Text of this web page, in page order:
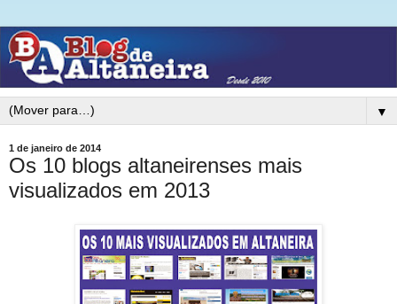
▼
1 de janeiro de 2014
Os 10 blogs altaneirenses mais
visualizados em 2013